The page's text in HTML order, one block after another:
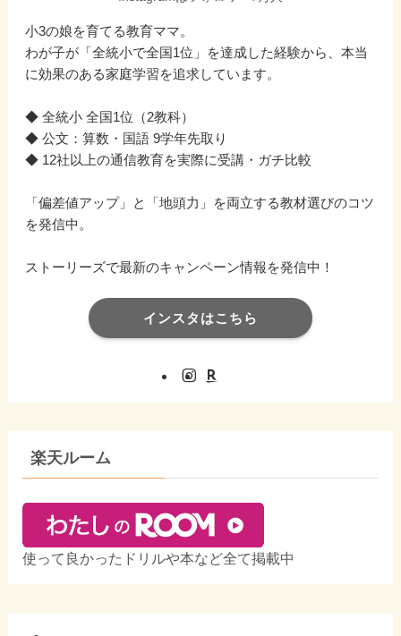
小3の娘を育てる教育ママ。
わが子が「全統小で全国1位」を達成した経験から、本当
に効果のある家庭学習を追求しています。
◆ 全統小 全国1位（2教科）
◆ 公文：算数・国語 9学年先取り
◆ 12社以上の通信教育を実際に受講・ガチ比較
「偏差値アップ」と「地頭力」を両立する教材選びのコツ
を発信中。
ストーリーズで最新のキャンペーン情報を発信中！
インスタはこちら
楽天ルーム
使って良かったドリルや本など全て掲載中